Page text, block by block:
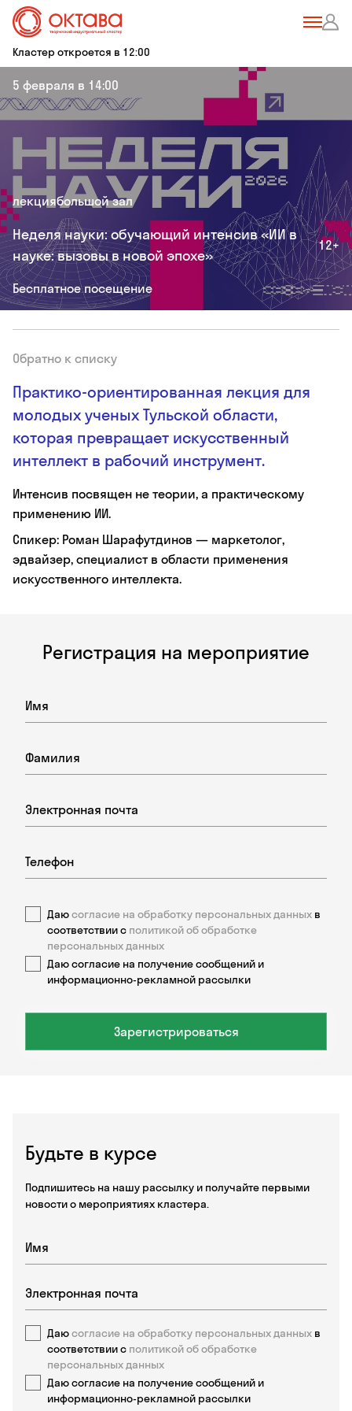
Кластер откроется в 12:00
5 февраля в 14:00
лекциябольшой зал
Неделя науки: обучающий интенсив «ИИ в
науке: вызовы в новой эпохе»
12+
Бесплатное посещение
Будьте в курсе
Подпишитесь на нашу рассылку и получайте первыми
новости о мероприятиях кластера.
Даюсогласие на обработку персональных данных в
соответствии с политикой об обработке
персональных данных
Даю согласие на получение сообщений и
информационно-рекламной рассылки
Практико-ориентированная лекция для
молодых ученых Тульской области,
которая превращает искусственный
интеллект в рабочий инструмент.
Интенсив посвящен не теории, а практическому
применению ИИ.
Спикер: Роман Шарафутдинов — маркетолог,
эдвайзер, специалист в области применения
искусственного интеллекта.
Обратно к списку
Регистрация на мероприятие
Даюсогласие на обработку персональных данных в
соответствии с политикой об обработке
персональных данных
Даю согласие на получение сообщений и
информационно-рекламной рассылки
Зарегистрироваться